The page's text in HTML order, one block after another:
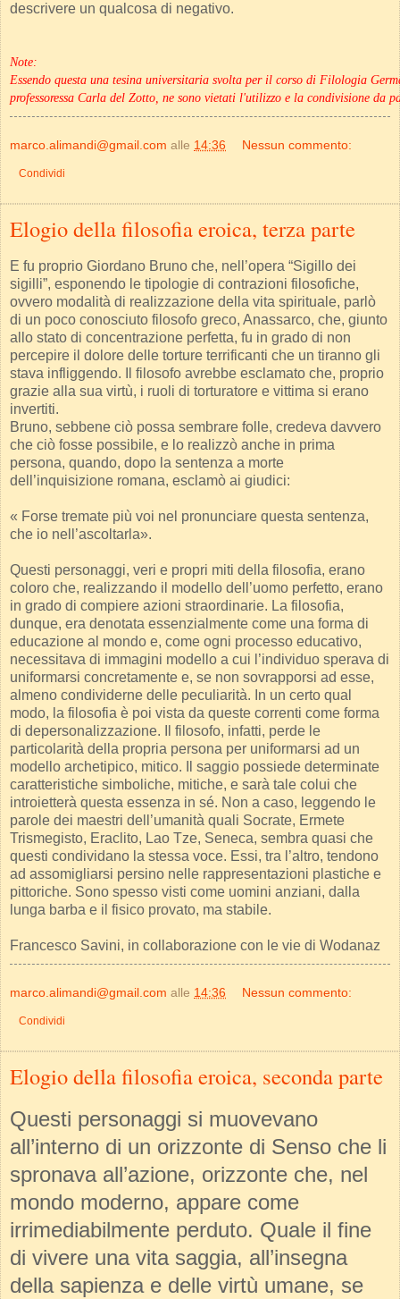
descrivere un qualcosa di negativo.
Note:
Essendo questa una tesina universitaria svolta per il corso di Filologia
professoressa Carla del Zotto, ne sono vietati l'utilizzo e la condivisione da
marco.alimandi@gmail.com alle 14:36 Nessun commento:
Condividi
Elogio della filosofia eroica, terza parte
E fu proprio Giordano Bruno che, nell’opera “Sigillo dei
sigilli”, esponendo le tipologie di contrazioni filosofiche,
ovvero modalità di realizzazione della vita spirituale, parlò
di un poco conosciuto filosofo greco, Anassarco, che, giunto
allo stato di concentrazione perfetta, fu in grado di non
percepire il dolore delle torture terrificanti che un tiranno gli
stava infliggendo. Il filosofo avrebbe esclamato che, proprio
grazie alla sua virtù, i ruoli di torturatore e vittima si erano
invertiti.
Bruno, sebbene ciò possa sembrare folle, credeva davvero
che ciò fosse possibile, e lo realizzò anche in prima
persona, quando, dopo la sentenza a morte
dell’inquisizione romana, esclamò ai giudici:
« Forse tremate più voi nel pronunciare questa sentenza,
che io nell’ascoltarla».
Questi personaggi, veri e propri miti della filosofia, erano
coloro che, realizzando il modello dell’uomo perfetto, erano
in grado di compiere azioni straordinarie. La filosofia,
dunque, era denotata essenzialmente come una forma di
educazione al mondo e, come ogni processo educativo,
necessitava di immagini modello a cui l’individuo sperava di
uniformarsi concretamente e, se non sovrapporsi ad esse,
almeno condividerne delle peculiarità. In un certo qual
modo, la filosofia è poi vista da queste correnti come forma
di depersonalizzazione. Il filosofo, infatti, perde le
particolarità della propria persona per uniformarsi ad un
modello archetipico, mitico. Il saggio possiede determinate
caratteristiche simboliche, mitiche, e sarà tale colui che
introietterà questa essenza in sé. Non a caso, leggendo le
parole dei maestri dell’umanità quali Socrate, Ermete
Trismegisto, Eraclito, Lao Tze, Seneca, sembra quasi che
questi condividano la stessa voce. Essi, tra l’altro, tendono
ad assomigliarsi persino nelle rappresentazioni plastiche e
pittoriche. Sono spesso visti come uomini anziani, dalla
lunga barba e il fisico provato, ma stabile.
Francesco Savini, in collaborazione con le vie di Wodanaz
marco.alimandi@gmail.com alle 14:36 Nessun commento:
Condividi
Elogio della filosofia eroica, seconda parte
Questi personaggi si muovevano
all’interno di un orizzonte di Senso che li
spronava all’azione, orizzonte che, nel
mondo moderno, appare come
irrimediabilmente perduto. Quale il fine
di vivere una vita saggia, all’insegna
della sapienza e delle virtù umane, se